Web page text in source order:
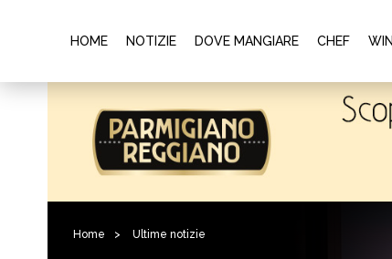
HOME NOTIZIE DOVE MANGIARE CHEF
Home > Ultime notizie